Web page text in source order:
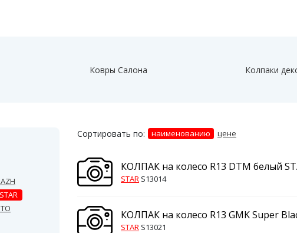
Ковры Салона Колпаки
STAR
Сортировать по: наименованию цене
КОЛПАК на колесо R13 DTM белый
STAR S13014
КОЛПАК на колесо R13 GMK Super
STAR S13021